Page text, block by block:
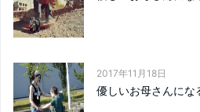
2017年11月18日
優しいお母さんにな